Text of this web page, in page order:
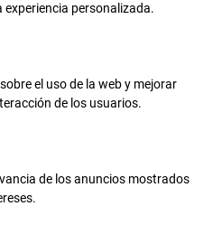
personalizada.
el uso de la web y mejorar
de los usuarios.
de los anuncios mostrados